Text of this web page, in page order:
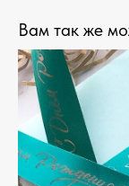
Вам так же